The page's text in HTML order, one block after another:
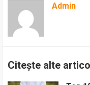
Admin
Citește alte